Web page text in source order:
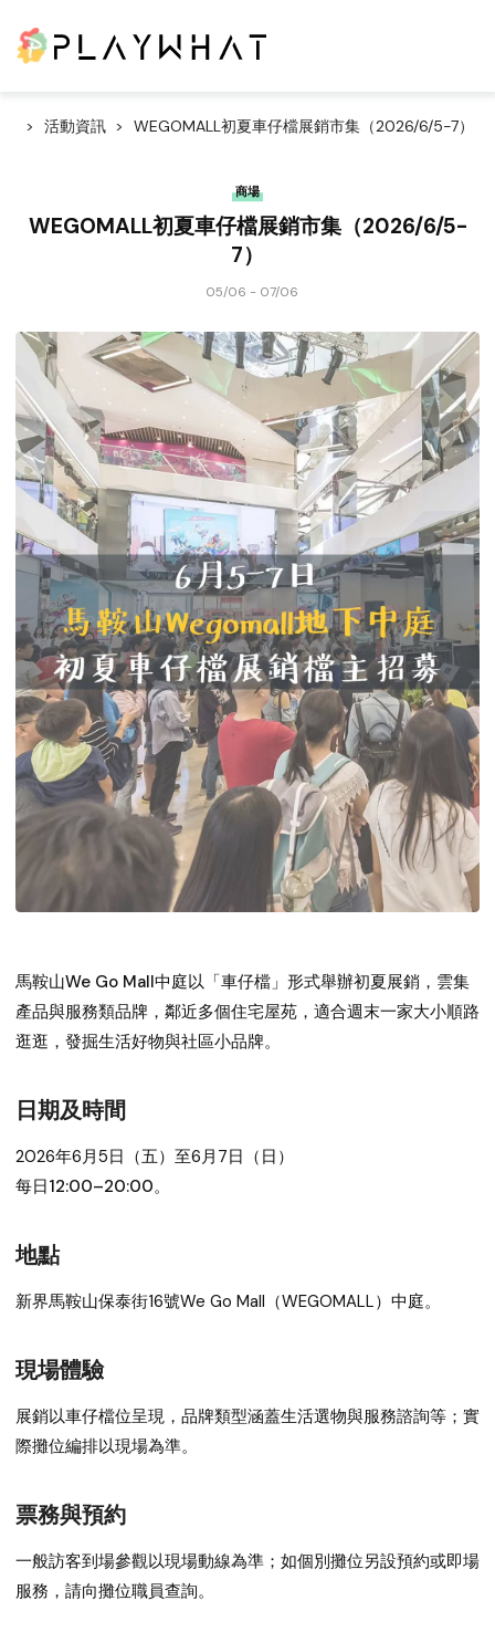
活動資訊 WEGOMALL初夏車仔檔展銷市集（2026/6/5-7）
商場
WEGOMALL初夏車仔檔展銷市集（2026/6/5-
7）
05/06 - 07/06
馬鞍山We Go Mall中庭以「車仔檔」形式舉辦初夏展銷，雲集
產品與服務類品牌，鄰近多個住宅屋苑，適合週末一家大小順路
逛逛，發掘生活好物與社區小品牌。
日期及時間
2026年6月5日（五）至6月7日（日）
每日12:00–20:00。
地點
新界馬鞍山保泰街16號We Go Mall（WEGOMALL）中庭。
現場體驗
展銷以車仔檔位呈現，品牌類型涵蓋生活選物與服務諮詢等；實
際攤位編排以現場為準。
票務與預約
一般訪客到場參觀以現場動線為準；如個別攤位另設預約或即場
服務，請向攤位職員查詢。